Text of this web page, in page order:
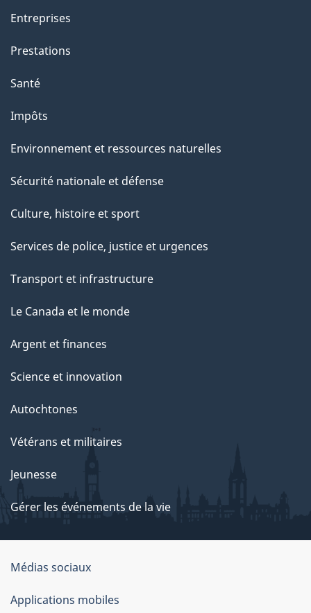
a
g
Entreprises
Prestations
Santé
Impôts
Environnement et ressources naturelles
Sécurité nationale et défense
Culture, histoire et sport
Services de police, justice et urgences
Transport et infrastructure
Le Canada et le monde
Argent et finances
Science et innovation
Autochtones
Vétérans et militaires
Jeunesse
Gérer les événements de la vie
Organisation
du
Médias sociaux
Applications mobiles